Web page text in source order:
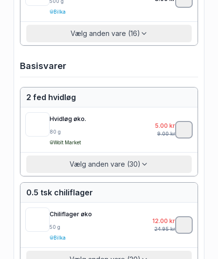
Bilka
Vælg anden vare (16)
Basisvarer
2 fed hvidløg
Hvidløg øko.
80 g
Wolt Market
5.00 kr
9.00kr
Vælg anden vare (30)
0.5 tsk chiliflager
Chiliflager øko
50 g
Bilka
12.00 kr
24.95kr